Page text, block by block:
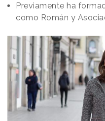
Previamente ha
como Román y